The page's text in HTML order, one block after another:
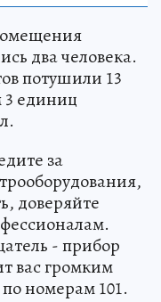
два человека.
потушили 13
3 единиц
за
доверяйте
- прибор
вас громким
номерам 101.